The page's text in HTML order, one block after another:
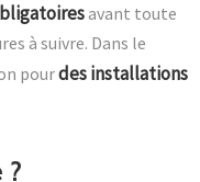
avant toute
à suivre. Dans le
pourdes installations
?